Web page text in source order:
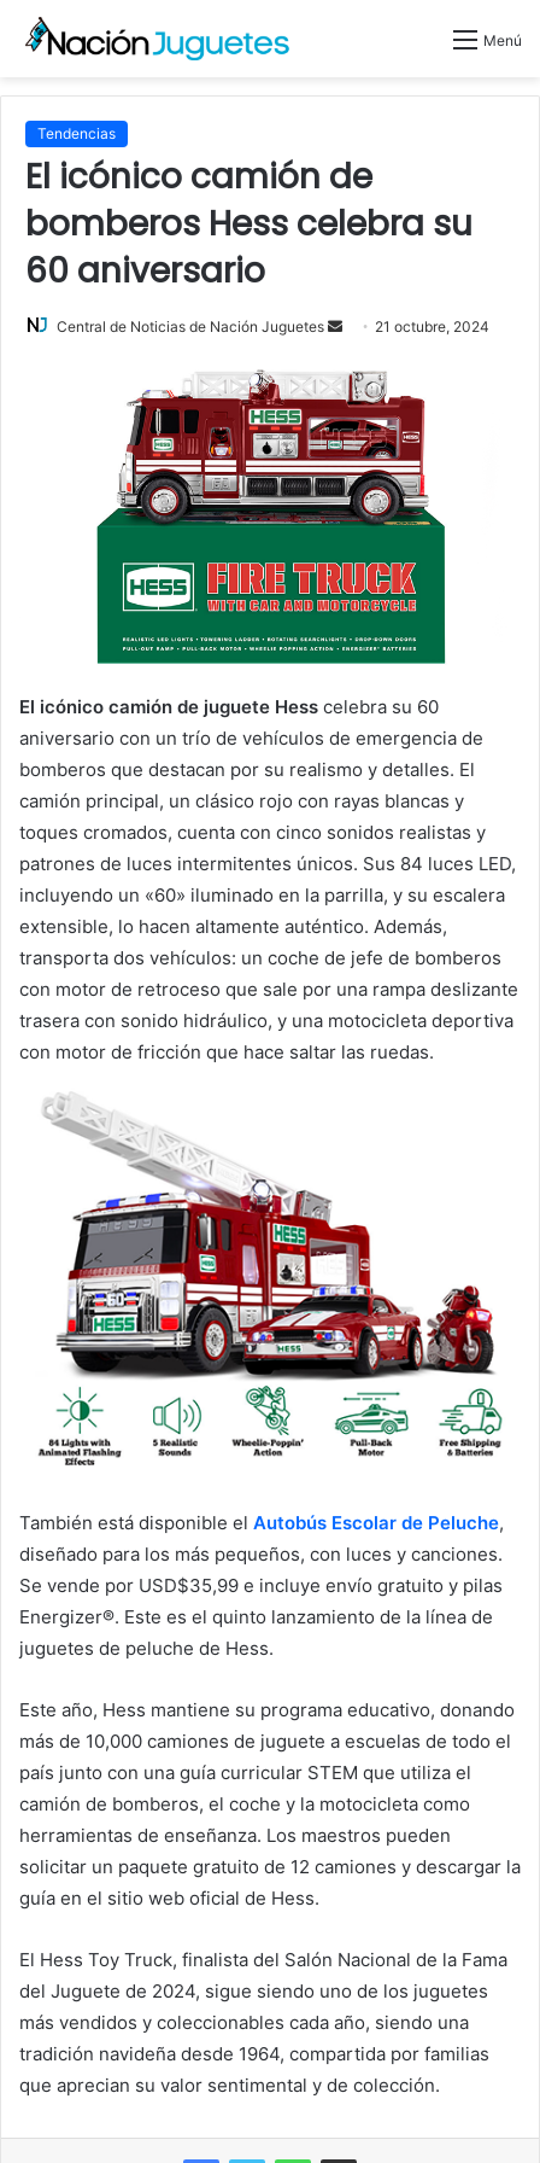
Menú
Tendencias
El icónico camión de
bomberos Hess celebra su
60 aniversario
Central de Noticias de Nación Juguetes
n
d
a
n
e
m
a
i
l
21 octubre, 2024
El icónico camión de juguete Hess celebra su 60
aniversario con un trío de vehículos de emergencia de
bomberos que destacan por su realismo y detalles. El
camión principal, un clásico rojo con rayas blancas y
toques cromados, cuenta con cinco sonidos realistas y
patrones de luces intermitentes únicos. Sus 84 luces LED,
incluyendo un «60» iluminado en la parrilla, y su escalera
extensible, lo hacen altamente auténtico. Además,
transporta dos vehículos: un coche de jefe de bomberos
con motor de retroceso que sale por una rampa deslizante
trasera con sonido hidráulico, y una motocicleta deportiva
con motor de fricción que hace saltar las ruedas.
También está disponible el Autobús Escolar de Peluche,
diseñado para los más pequeños, con luces y canciones.
Se vende por USD$35,99 e incluye envío gratuito y pilas
Energizer®. Este es el quinto lanzamiento de la línea de
juguetes de peluche de Hess.
Este año, Hess mantiene su programa educativo, donando
más de 10,000 camiones de juguete a escuelas de todo el
país junto con una guía curricular STEM que utiliza el
camión de bomberos, el coche y la motocicleta como
herramientas de enseñanza. Los maestros pueden
solicitar un paquete gratuito de 12 camiones y descargar la
guía en el sitio web oficial de Hess.
El Hess Toy Truck, finalista del Salón Nacional de la Fama
del Juguete de 2024, sigue siendo uno de los juguetes
más vendidos y coleccionables cada año, siendo una
tradición navideña desde 1964, compartida por familias
que aprecian su valor sentimental y de colección.